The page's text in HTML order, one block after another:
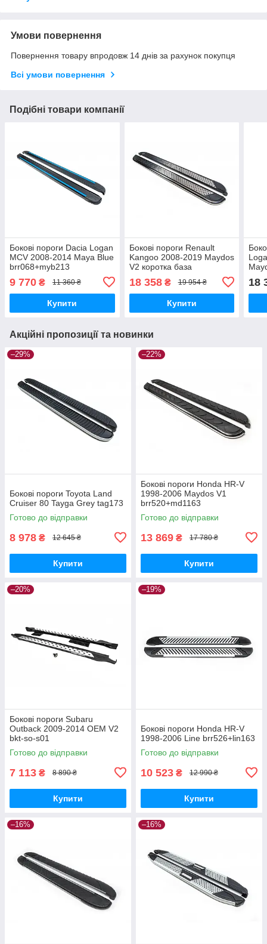
Умови повернення
Повернення товару впродовж 14 днів за рахунок покупця
Всі умови повернення
Подібні товари компанії
Бокові пороги Dacia Logan
MCV 2008-2014 Maya Blue
brr068+myb213
9 770 ₴ 11 360 ₴
Купити
Бокові пороги Renault
Kangoo 2008-2019 Maydos
V2 коротка база
18 358₴ 19 954 ₴
Купити
18
Акційні пропозиції та новинки
–29%
Бокові пороги Toyota Land
Cruiser 80 Tayga Grey tag173
Готово до відправки
8 978 ₴ 12 645 ₴
Купити
–22%
Бокові пороги Honda HR-V
1998-2006 Maydos V1
brr520+md1163
Готово до відправки
13 869 ₴ 17 780 ₴
Купити
–20%
Бокові пороги Subaru
Outback 2009-2014 OEM V2
bkt-so-s01
Готово до відправки
7 113 ₴ 8 890 ₴
Купити
–19%
Бокові пороги Honda HR-V
1998-2006 Line brr526+lin163
Готово до відправки
10 523 ₴ 12 990 ₴
Купити
–16% –16%